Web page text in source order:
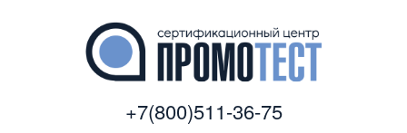
+7(800)511-36-75